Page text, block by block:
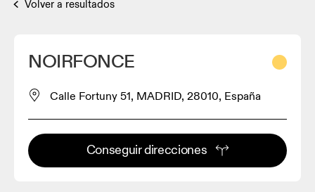
Volver a resultados
NOIRFONCE
Calle Fortuny 51, MADRID, 28010, España
Conseguir direcciones